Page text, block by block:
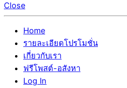
Close
Home
รายละเอียดโปรโมชั่น
เกี่ยวกับเรา
ฟรีโพสต์-อสังหา
Log In